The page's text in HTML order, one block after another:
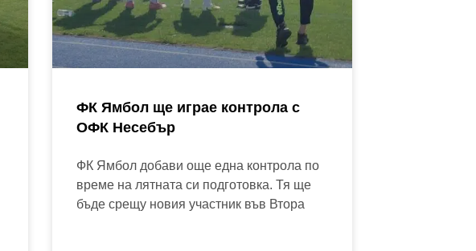
ФК Ямбол ще играе контрола с
ОФК Несебър
ФК Ямбол добави още една контрола по
време на лятната си подготовка. Тя ще
бъде срещу новия участник във Втора